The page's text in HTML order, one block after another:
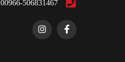
00966-506831467